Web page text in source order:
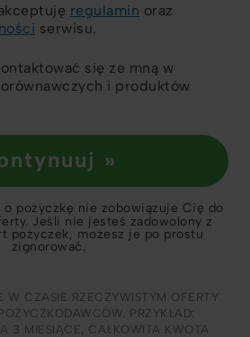
regulamin oraz
serwisu.
się ze mną w
i produktów
»
o pożyczkę nie zobowiązuje Cię do
Jeśli nie jesteś zadowolony z
pożyczek, możesz je po prostu
zignorować.
W CZASIE RZECZYWISTYM OFERTY
PRZYKŁAD:
3 MIESIĄCE, CAŁKOWITA KWOTA